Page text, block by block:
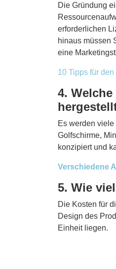
Die Gründung
erforderlichen
hinaus müssen
eine
10 Tipps für
4.
Es werden
Golfschirme,
konzipiert und
Verschiedene
5. Wie
Die Kosten für
Design des
Einheit liegen.